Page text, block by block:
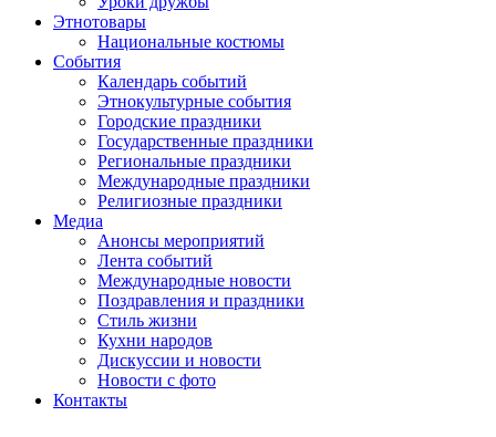
Этнотовары
Национальные костюмы
События
Календарь событий
Этнокультурные события
Городские праздники
Государственные праздники
Региональные праздники
Международные праздники
Религиозные праздники
Медиа
Анонсы мероприятий
Лента событий
Международные новости
Поздравления и праздники
Cтиль жизни
Кухни народов
Дискуссии и новости
Новости с фото
Контакты